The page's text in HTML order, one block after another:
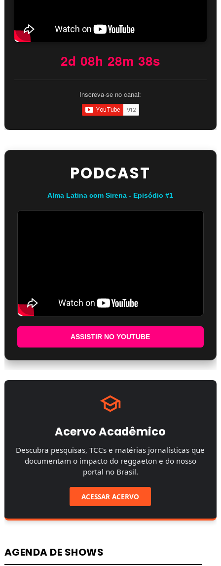
2d 08h 28m 37s
Inscreva-se no canal:
PODCAST
Alma Latina com Sirena - Episódio #1
ASSISTIR NO YOUTUBE
Acervo Acadêmico
Descubra pesquisas, TCCs e matérias jornalísticas que
documentam o impacto do reggaeton e do nosso
portal no Brasil.
ACESSAR ACERVO
AGENDA DE SHOWS